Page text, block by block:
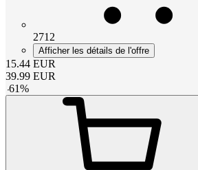
2712
Afficher les détails de l'offre
15.44 EUR
39.99 EUR
-61%